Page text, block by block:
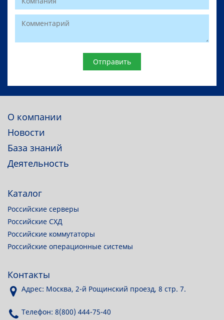
О компании
Новости
База знаний
Деятельность
Каталог
Российские серверы
Российские СХД
Российские коммутаторы
Российские операционные системы
Контакты
Адрес: Москва, 2-й Рощинский проезд, 8 стр. 7.
Телефон: 8(800) 444-75-40